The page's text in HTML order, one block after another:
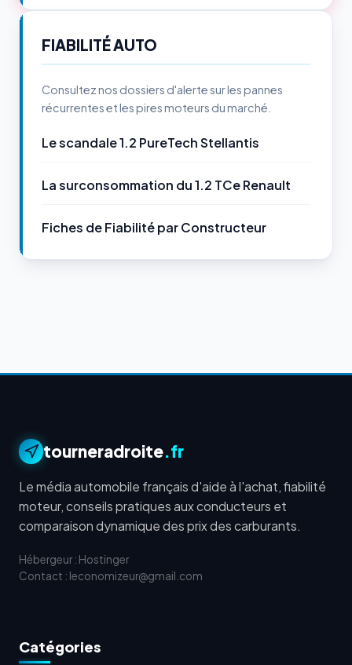
FIABILITÉ AUTO
Consultez nos dossiers d'alerte sur les pannes
récurrentes et les pires moteurs du marché.
Le scandale 1.2 PureTech Stellantis
La surconsommation du 1.2 TCe Renault
Fiches de Fiabilité par Constructeur
tourneradroite.fr
Le média automobile français d'aide à l'achat, fiabilité
moteur, conseils pratiques aux conducteurs et
comparaison dynamique des prix des carburants.
Hébergeur : Hostinger
Contact : leconomizeur@gmail.com
Catégories